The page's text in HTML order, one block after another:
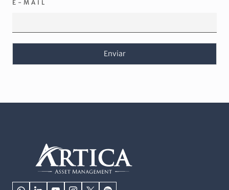
E-MAIL
Enviar